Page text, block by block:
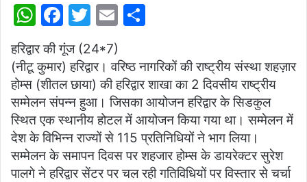
W
at
s
A
p
p
F
a
c
e
b
o
o
k
T
itt
er
E
ai
l
ar
e
हरिद्वार की गूंज (24*7)
(नीटू कुमार) हरिद्वार। वरिष्ठ नागरिकों की राष्ट्रीय संस्था शहज़ार
होम्स (शीतल छाया) की हरिद्वार शाखा का 2 दिवसीय राष्ट्रीय
सम्मेलन संपन्न हुआ। जिसका आयोजन हरिद्वार के सिडकुल
स्थित एक स्थानीय होटल में आयोजन किया गया था। सम्मेलन में
देश के विभिन्न राज्यों से 115 प्रतिनिधियों ने भाग लिया।
सम्मेलन के समापन दिवस पर शहजार होम्स के डायरेक्टर सुरेश
पालगे ने हरिद्वार सेंटर पर चल रही गतिविधियों पर विस्तार से चर्चा